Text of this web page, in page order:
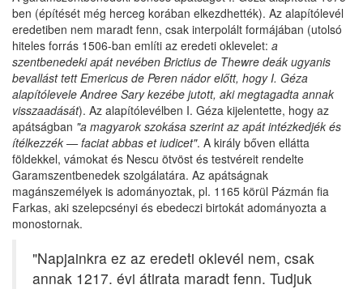
ben (építését még herceg korában elkezdhették). Az alapítólevél
eredetiben nem maradt fenn, csak interpolált formájában (utolsó
hiteles forrás 1506-ban említi az eredeti oklevelet: a
szentbenedeki apát nevében Brictius de Thewre deák ugyanis
bevallást tett Emericus de Peren nádor előtt, hogy I. Géza
alapítólevele Andree Sary kezébe jutott, aki megtagadta annak
visszaadását). Az alapítólevélben I. Géza kijelentette, hogy az
apátságban "a magyarok szokása szerint az apát intézkedjék és
ítélkezzék — faciat abbas et iudicet". A király bőven ellátta
földekkel, vámokat és Nescu ötvöst és testvéreit rendelte
Garamszentbenedek szolgálatára. Az apátságnak
magánszemélyek is adományoztak, pl. 1165 körül Pázmán fia
Farkas, aki szelepcsényi és ebedeczi birtokát adományozta a
monostornak.
"Napjainkra ez az eredeti oklevél nem, csak
annak 1217. évi átirata maradt fenn. Tudjuk